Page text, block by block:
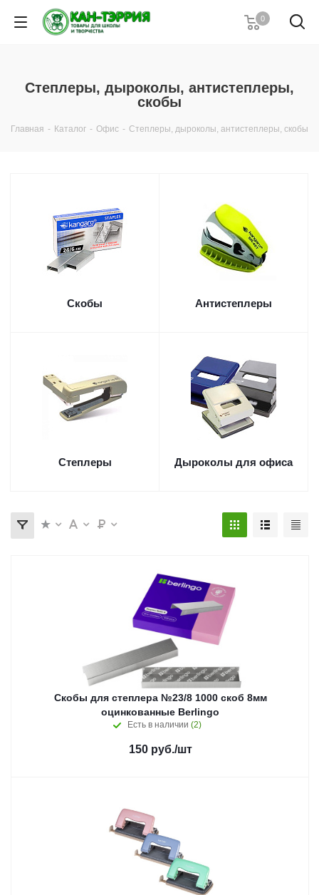
0
Степлеры, дыроколы, антистеплеры,
скобы
Главная - Каталог - Офис - Степлеры, дыроколы, антистеплеры, скобы
Скобы Антистеплеры
Степлеры Дыроколы для офиса
Скобы для степлера №23/8 1000 скоб 8мм
оцинкованные Berlingo
Есть в наличии (2)
150руб./шт